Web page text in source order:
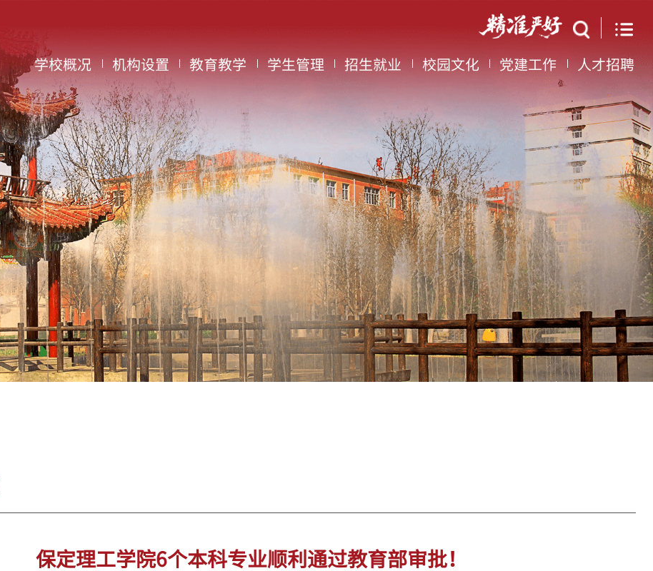
学校概况 机构设置 教育教学 学生管理 招生就业 校园文化 党建工作 人才招聘
保定理工学院6个本科专业顺利通过教育部审批！